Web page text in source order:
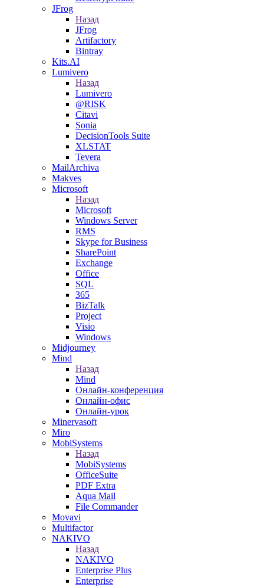
JFrog
Назад
JFrog
Artifactory
Bintray
Kits.AI
Lumivero
Назад
Lumivero
@RISK
Citavi
Sonia
DecisionTools Suite
XLSTAT
Tevera
MailArchiva
Makves
Microsoft
Назад
Microsoft
Windows Server
RMS
Skype for Business
SharePoint
Exchange
Office
SQL
365
BizTalk
Project
Visio
Windows
Midjourney
Mind
Назад
Mind
Онлайн-конференция
Онлайн-офис
Онлайн-урок
Minervasoft
Miro
MobiSystems
Назад
MobiSystems
OfficeSuite
PDF Extra
Aqua Mail
File Commander
Movavi
Multifactor
NAKIVO
Назад
NAKIVO
Enterprise Plus
Enterprise